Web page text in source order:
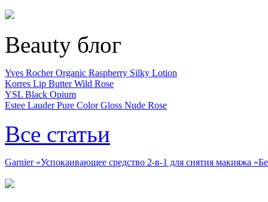
Beauty блог
Yves Rocher Organic Raspberry Silky Lotion
Korres Lip Butter Wild Rose
YSL Black Opium
Estee Lauder Pure Color Gloss Nude Rose
Все статьи
Garnier «Успокаивающее средство 2-в-1 для снятия макияжа